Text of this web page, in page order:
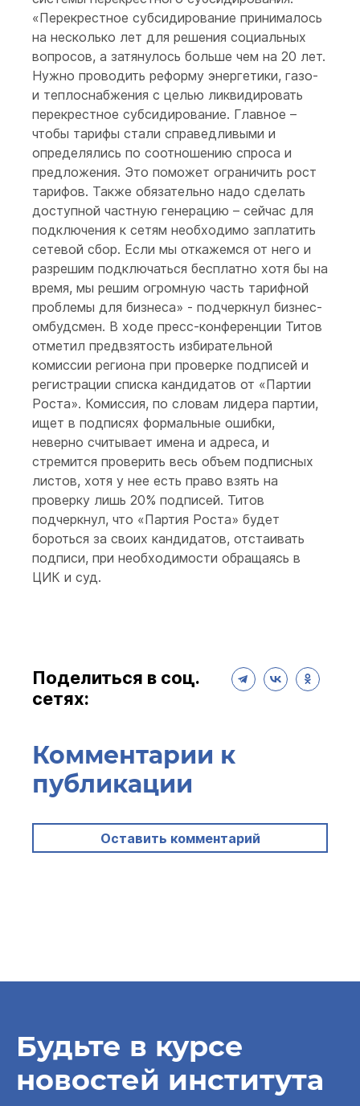
«Перекрестное субсидирование принималось
на несколько лет для решения социальных
вопросов, а затянулось больше чем на 20 лет.
Нужно проводить реформу энергетики, газо-
и теплоснабжения с целью ликвидировать
перекрестное субсидирование. Главное –
чтобы тарифы стали справедливыми и
определялись по соотношению спроса и
предложения. Это поможет ограничить рост
тарифов. Также обязательно надо сделать
доступной частную генерацию – сейчас для
подключения к сетям необходимо заплатить
сетевой сбор. Если мы откажемся от него и
разрешим подключаться бесплатно хотя бы на
время, мы решим огромную часть тарифной
проблемы для бизнеса» - подчеркнул бизнес-
омбудсмен. В ходе пресс-конференции Титов
отметил предвзятость избирательной
комиссии региона при проверке подписей и
регистрации списка кандидатов от «Партии
Роста». Комиссия, по словам лидера партии,
ищет в подписях формальные ошибки,
неверно считывает имена и адреса, и
стремится проверить весь объем подписных
листов, хотя у нее есть право взять на
проверку лишь 20% подписей. Титов
подчеркнул, что «Партия Роста» будет
бороться за своих кандидатов, отстаивать
подписи, при необходимости обращаясь в
ЦИК и суд.
Поделиться в соц.
сетях:
Комментарии к
публикации
Оставить комментарий
Будьте в курсе
новостей института